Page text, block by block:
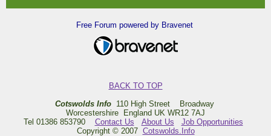
Free Forum powered by Bravenet
BACK TO TOP
Cotswolds Info110 High Street Broadway
Worcestershire England UK WR12 7AJ
Tel 01386 853790 Contact Us About Us
Job Opportunities
Copyright © 2007 Cotswolds.Info